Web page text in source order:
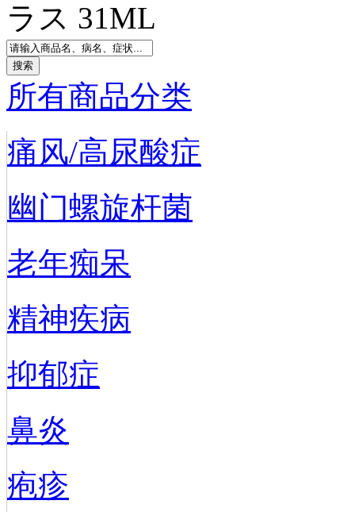
ラス 31ML
所有商品分类
痛风/高尿酸症
幽门螺旋杆菌
老年痴呆
精神疾病
抑郁症
鼻炎
疱疹